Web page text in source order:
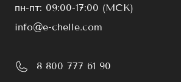
пн-пт: 09:00-17:00 (МСК)
info@e-chelle.com
8 800 777 61 90